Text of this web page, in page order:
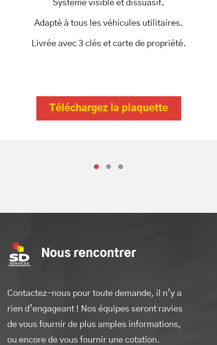
Système visible et dissuasif.
Adapté à tous les véhicules utilitaires.
Livrée avec 3 clés et carte de propriété.
Téléchargez la plaquette
pdf 2,58 MB
Robuste et discret.
Cliquez pour accepter les
Système visible et dissuasif.
Livrée avec 3 clés et carte de propriété.
Disponible en version électrique.
pdf 791,54 KB
SD ServicesNous rencontrer
Contactez-nous pour toute demande, il n’y a
rien d’engageant ! Nos équipes seront ravies
de vous fournir de plus amples informations,
ou encore de vous fournir une cotation.